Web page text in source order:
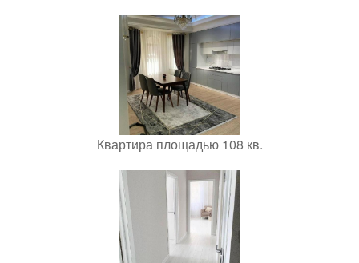
Квартира площадью 108 кв.